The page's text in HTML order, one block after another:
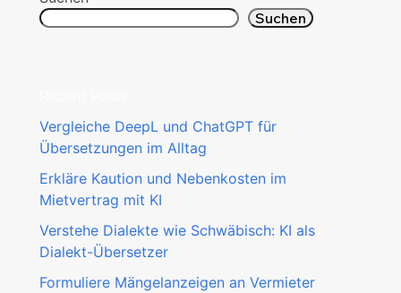
Suchen
Vergleiche DeepL und ChatGPT für
Übersetzungen im Alltag
Erkläre Kaution und Nebenkosten im
Mietvertrag mit KI
Verstehe Dialekte wie Schwäbisch: KI als
Dialekt-Übersetzer
Formuliere Mängelanzeigen an Vermieter